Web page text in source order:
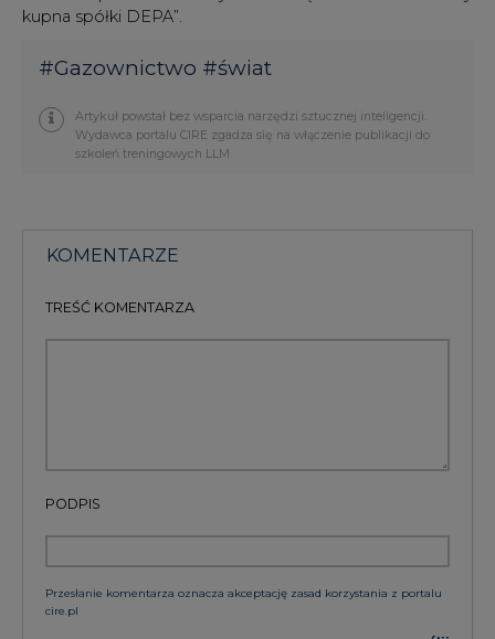
Artykuł powstał bez wsparcia narzędzi sztucznej inteligencji.
szkoleń treningowych LLM.
KOMENTARZE
Przesłanie komentarza oznacza akceptację zasad korzystania z portalu